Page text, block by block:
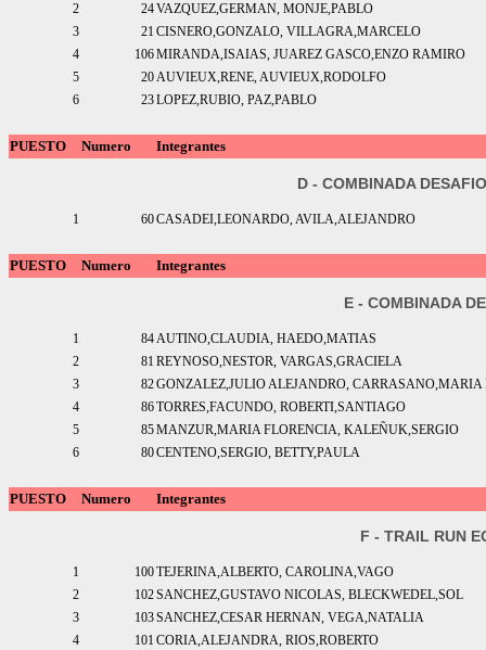
2
24VAZQUEZ,GERMAN, MONJE,PABLO
3
21 CISNERO,GONZALO, VILLAGRA,MARCELO
4
106MIRANDA,ISAIAS, JUAREZ GASCO,ENZO RAMIRO
5
20AUVIEUX,RENE, AUVIEUX,RODOLFO
6
23LOPEZ,RUBIO, PAZ,PABLO
PUESTO Numero Integrantes
D - COMBINADA
1 60CASADEI,LEONARDO, AVILA,ALEJANDRO
PUESTO Numero Integrantes
E - COMBINADA
1 84AUTINO,CLAUDIA, HAEDO,MATIAS
2
81 REYNOSO,NESTOR, VARGAS,GRACIELA
3
82GONZALEZ,JULIO ALEJANDRO, CARRASANO,MARIA
4
86TORRES,FACUNDO, ROBERTI,SANTIAGO
5
85MANZUR,MARIA FLORENCIA, KALEÑUK,SERGIO
6
80CENTENO,SERGIO, BETTY,PAULA
PUESTO Numero Integrantes
F - TRAIL RUN
1 100TEJERINA,ALBERTO, CAROLINA,VAGO
2
102SANCHEZ,GUSTAVO NICOLAS, BLECKWEDEL,SOL
3
103SANCHEZ,CESAR HERNAN, VEGA,NATALIA
4
101 CORIA,ALEJANDRA, RIOS,ROBERTO